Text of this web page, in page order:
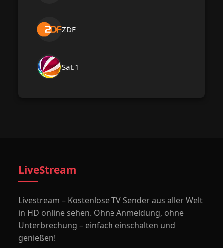
ZDF
Sat.1
LiveStream
Livestream – Kostenlose TV Sender aus aller Welt
in HD online sehen. Ohne Anmeldung, ohne
Unterbrechung – einfach einschalten und
genießen!